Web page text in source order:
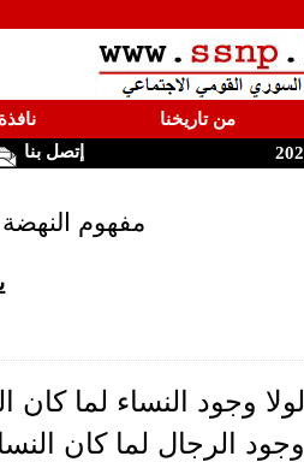
من تاريخنا نافذة
إتصل بنا
مفهوم
لولا وجود النساء لما كان
وجود الرجال لما كان